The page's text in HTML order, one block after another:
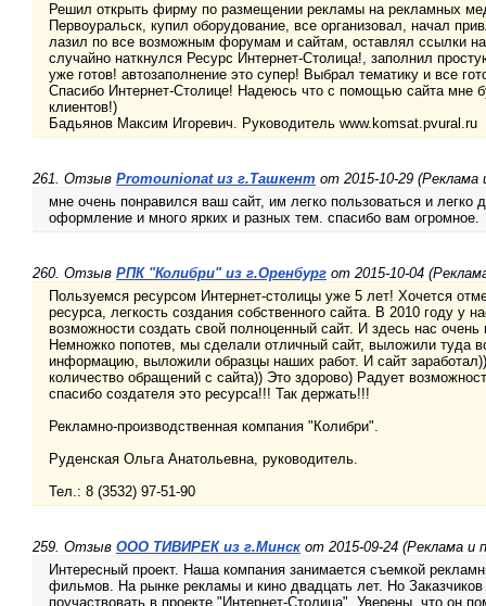
Решил открыть фирму по размещении рекламы на рекламных
Первоуральск, купил оборудование, все организовал, начал
лазил по все возможным форумам и сайтам, оставлял ссылки на
случайно наткнулся Ресурс Интернет-Столица!, заполнил
уже готов! автозаполнение это супер! Выбрал тематику и все
Спасибо Интернет-Столице! Надеюсь что с помощью сайта мне
клиентов!)
Бадьянов Максим Игоревич. Руководитель www.komsat.pvural.ru
261. Отзыв Promounionat из г.Ташкент от 2015-10-29 (Реклама
мне очень понравился ваш сайт, им легко пользоваться и легко
оформление и много ярких и разных тем. спасибо вам огромное.
260. Отзыв РПК "Колибри" из г.Оренбург от 2015-10-04
Пользуемся ресурсом Интернет-столицы уже 5 лет! Хочется
ресурса, легкость создания собственного сайта. В 2010 году у
возможности создать свой полноценный сайт. И здесь нас
Немножко попотев, мы сделали отличный сайт, выложили
информацию, выложили образцы наших работ. И сайт
количество обращений с сайта)) Это здорово) Радует
спасибо создателя это ресурса!!! Так держать!!!
Рекламно-производственная компания "Колибри".
Руденская Ольга Анатольевна, руководитель.
Тел.: 8 (3532) 97-51-90
259. Отзыв ООО ТИВИРЕК из г.Минск от 2015-09-24 (Реклама и
Интересный проект. Наша компания занимается съемкой
фильмов. На рынке рекламы и кино двадцать лет. Но
поучаствовать в проекте "Интернет-Столица". Уверены, что он